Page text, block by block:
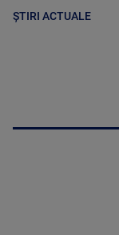
ȘTIRI ACTUALE